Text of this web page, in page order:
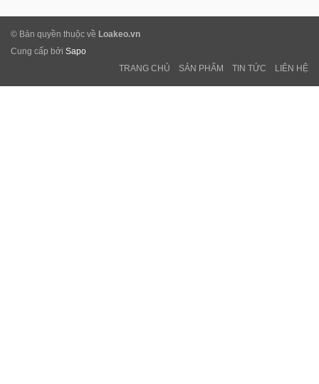
© Bản quyền thuộc về Loakeo.vn
Cung cấp bởi Sapo
TRANG CHỦ
SẢN PHẨM TIN TỨC LIÊN HỆ